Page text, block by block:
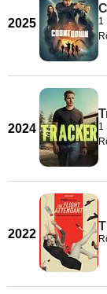
2025 1
2024 1
2022